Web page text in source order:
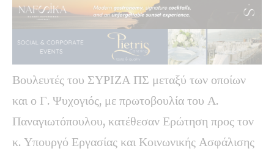
Βουλευτές του ΣΥΡΙΖΑ ΠΣ μεταξύ των οποίων
και ο Γ. Ψυχογιός, με πρωτοβουλία του Α.
Παναγιωτόπουλου, κατέθεσαν Ερώτηση προς τον
κ. Υπουργό Εργασίας και Κοινωνικής Ασφάλισης